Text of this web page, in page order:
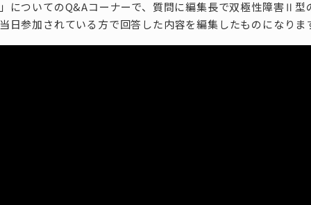
についてのQ&Aコーナーで、質問に編集長で双極性障害Ⅱ型
日参加されている方で回答した内容を編集したものになりま